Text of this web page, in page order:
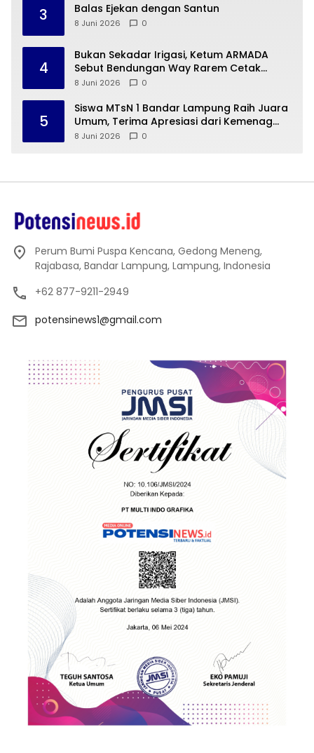
3 Balas Ejekan dengan Santun
8 Juni 2026 0
4
Bukan Sekadar Irigasi, Ketum ARMADA
Sebut Bendungan Way Rarem Cetak
Sejarah Peradaban Lampung
8 Juni 2026 0
5
Siswa MTsN 1 Bandar Lampung Raih Juara
Umum, Terima Apresiasi dari Kemenag
Kota Bandar Lampung
8 Juni 2026 0
Perum Bumi Puspa Kencana, Gedong Meneng,
Rajabasa, Bandar Lampung, Lampung, Indonesia
+62 877-9211-2949
potensinews1@gmail.com